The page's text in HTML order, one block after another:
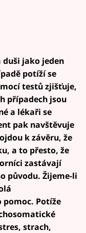
duši jako jeden
potíží se
testů zjišťuje,
případech jsou
a lékaři se
pak navštěvuje
k závěru, že
a to přesto, že
zastávají
původu. Žijeme-li
Potíže
strach,